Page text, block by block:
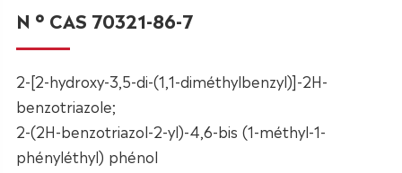
N ° CAS 70321-86-7
2-[2-hydroxy-3,5-di-(1,1-diméthylbenzyl)]-2H-
benzotriazole;
2-(2H-benzotriazol-2-yl)-4,6-bis (1-méthyl-1-
phényléthyl) phénol